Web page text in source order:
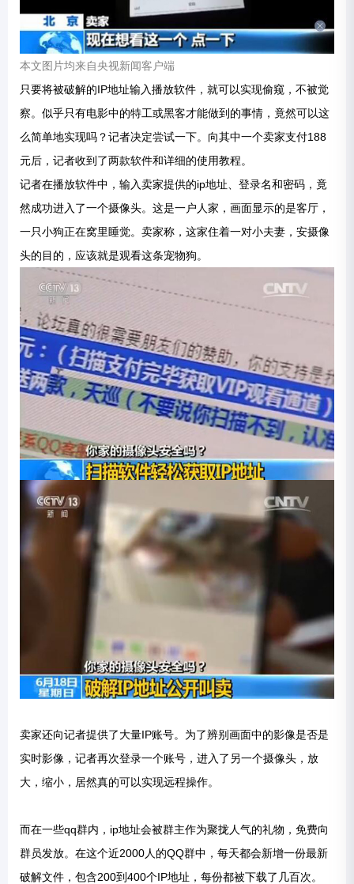
本文图片均来自央视新闻客户端
只要将被破解的IP地址输入播放软件，就可以实现偷窥，不被觉
察。似乎只有电影中的特工或黑客才能做到的事情，竟然可以这
么简单地实现吗？记者决定尝试一下。向其中一个卖家支付188
元后，记者收到了两款软件和详细的使用教程。
记者在播放软件中，输入卖家提供的ip地址、登录名和密码，竟
然成功进入了一个摄像头。这是一户人家，画面显示的是客厅，
一只小狗正在窝里睡觉。卖家称，这家住着一对小夫妻，安摄像
头的目的，应该就是观看这条宠物狗。
卖家还向记者提供了大量IP账号。为了辨别画面中的影像是否是
实时影像，记者再次登录一个账号，进入了另一个摄像头，放
大，缩小，居然真的可以实现远程操作。
而在一些qq群内，ip地址会被群主作为聚拢人气的礼物，免费向
群员发放。在这个近2000人的QQ群中，每天都会新增一份最新
破解文件，包含200到400个IP地址，每份都被下载了几百次。